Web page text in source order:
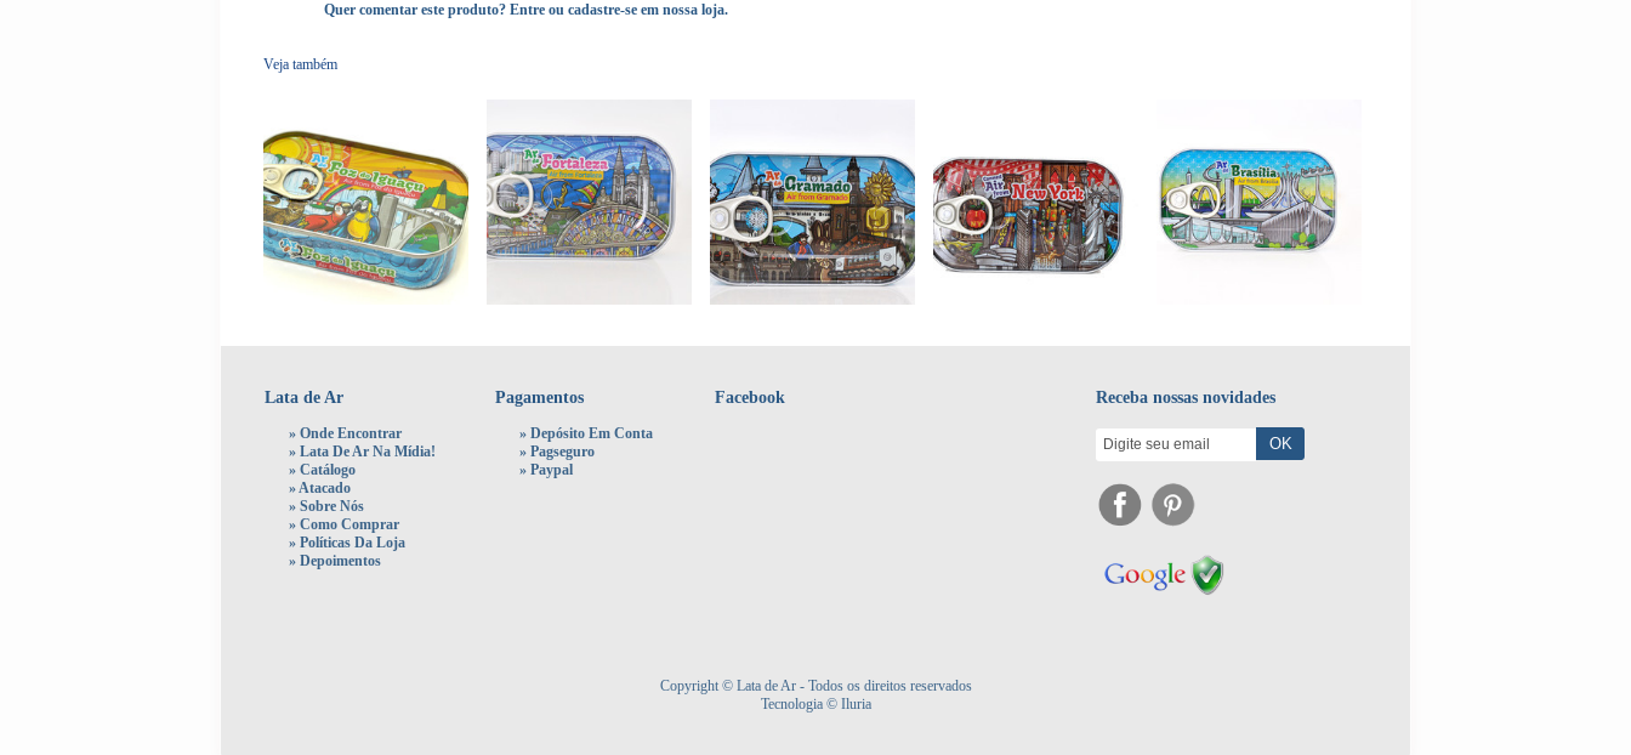
Quer comentar este produto? Entre ou cadastre-se em nossa loja.
Veja também
Lata de Ar
» Onde Encontrar
» Lata De Ar Na Mídia!
» Catálogo
»Atacado
» Sobre Nós
» Como Comprar
» Políticas Da Loja
» Depoimentos
Pagamentos
» Depósito Em Conta
» Pagseguro
» Paypal
Facebook Receba nossas novidades
Copyright © Lata de Ar - Todos os direitos reservados
Tecnologia © Iluria